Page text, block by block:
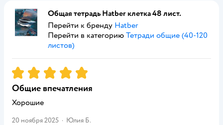
Общая тетрадь Hatber клетка 48 лист.
Перейти к бренду Hatber
Перейти в категорию Тетради общие (40-120
листов)
Рейтинг:5
Общие впечатления
Хорошие
20 ноября 2025 · Юлия Б.